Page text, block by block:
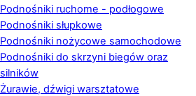
Podnośniki ruchome - podłogowe
Podnośniki słupkowe
Podnośniki nożycowe samochodowe
Podnośniki do skrzyni biegów oraz
silników
Żurawie, dźwigi warsztatowe